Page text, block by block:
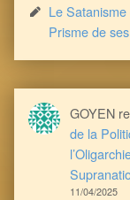
Le
Prisme de
GOYEN
de la
11/04/2025